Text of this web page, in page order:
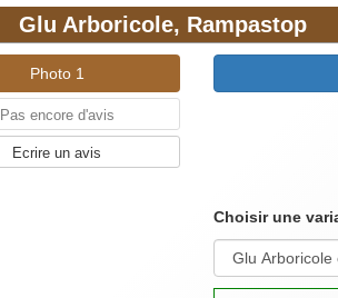
Glu Arboricole, Rampastop
Photo 1
Pas encore d'avis
Ecrire un avis
Choisir une